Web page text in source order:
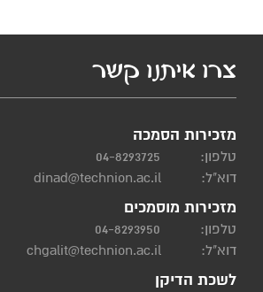
צרו איתנו קשר
מזכירות הסמכה
טלפון:
04-8293725
דוא"ל:
dinad@technion.ac.il
מזכירות מוסמכים
טלפון:
04-8293950
דוא"ל:
chgalit@technion.ac.il
לשכת הדיקן